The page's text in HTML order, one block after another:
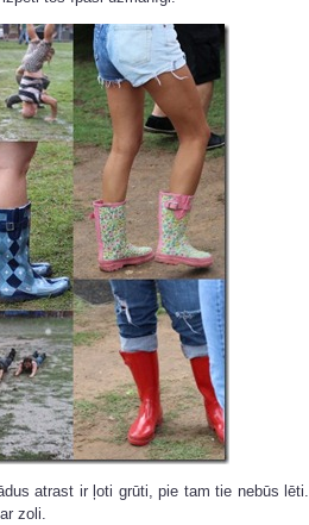
atrast ir ļoti grūti, pie tam tie nebūs lēti.
zoli.